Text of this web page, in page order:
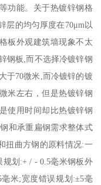
功能。关于热镀锌钢格
层的均匀厚度在70μm以
板外观建筑墙现象不太
钢板,而不选择冷镀锌钢
于70微米,而冷镀锌的镀
米左右，但是热镀锌钢
使用时间却比热镀锌钢
和承重扁钢需求整体式
扭曲方钢的原料情况:一
划:+ / - 0.5毫米钢板外
米;宽度错误规划:±5毫